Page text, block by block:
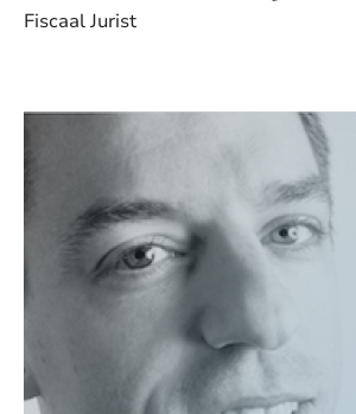
Fiscaal Jurist